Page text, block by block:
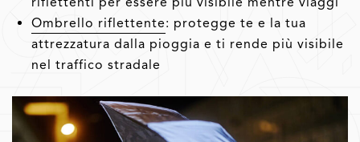
Ombrello riflettente: protegge te e la tua
attrezzatura dalla pioggia e ti rende più visibile
nel traffico stradale